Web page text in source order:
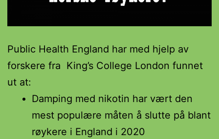
Public Health England har med hjelp av
forskere fra King’s College London funnet
ut at:
Damping med nikotin har vært den
mest populære måten å slutte på blant
røykere i England i 2020